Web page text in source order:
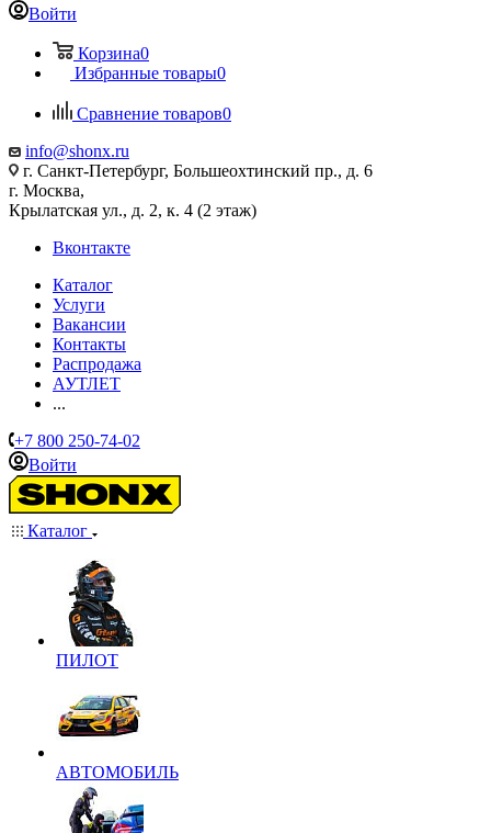
Войти
Корзина0
Избранные товары0
Сравнение товаров0
info@shonx.ru
г. Санкт-Петербург, Большеохтинский пр., д. 6
г. Москва,
Крылатская ул., д. 2, к. 4 (2 этаж)
Вконтакте
Каталог
Услуги
Вакансии
Контакты
Распродажа
АУТЛЕТ
...
+7 800 250-74-02
Войти
Каталог
ПИЛОТ
АВТОМОБИЛЬ